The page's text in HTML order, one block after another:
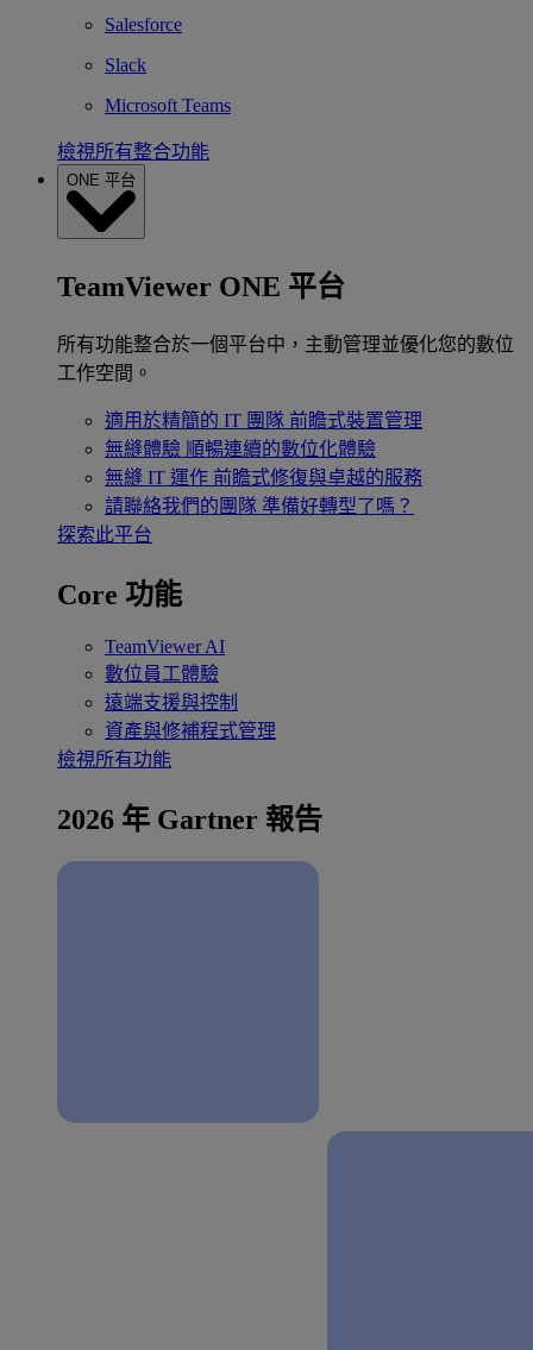
Salesforce
Slack
Microsoft Teams
檢視所有整合功能
ONE 平台
TeamViewer ONE 平台
所有功能整合於一個平台中，主動管理並優化您的數位
工作空間。
適用於精簡的 IT 團隊 前瞻式裝置管理
無縫體驗 順暢連續的數位化體驗
無縫 IT 運作 前瞻式修復與卓越的服務
請聯絡我們的團隊 準備好轉型了嗎？
探索此平台
Core 功能
TeamViewer AI
數位員工體驗
遠端支援與控制
資產與修補程式管理
檢視所有功能
2026 年 Gartner 報告